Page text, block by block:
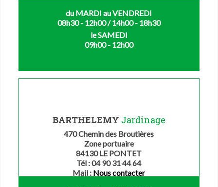
du MARDI au VENDREDI
08h30 - 12h00 / 14h00 - 18h30
le SAMEDI
09h00 - 12h00
BARTHELEMY Jardinage
470 Chemin des Broutières
Zone portuaire
84130 LE PONTET
Tél : 04 90 31 44 64
Mail : Nous contacter